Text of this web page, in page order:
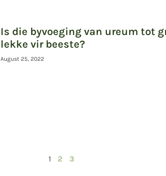
Is die byvoeging van ureum tot
lekke vir beeste?
August 25, 2022
1 2 3